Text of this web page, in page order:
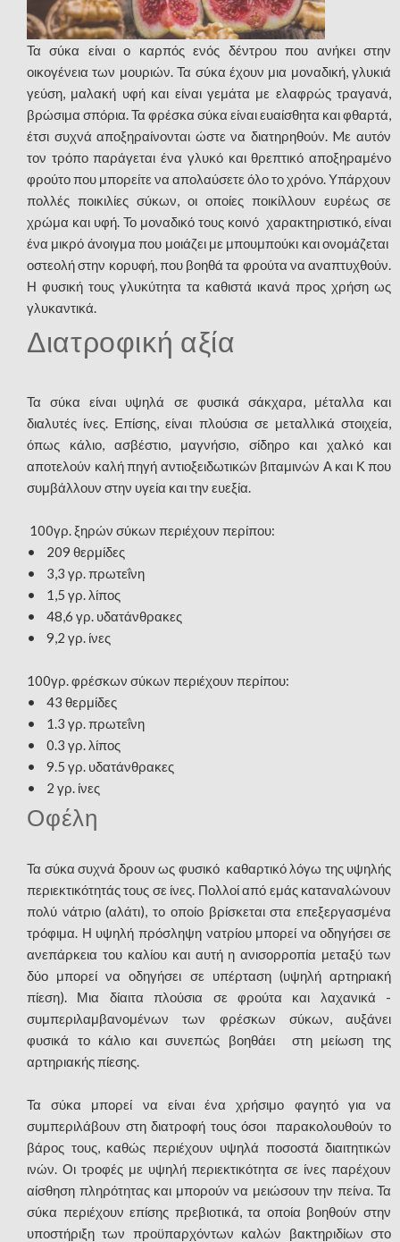
Τα σύκα είναι ο καρπός ενός δέντρου που ανήκει στην
οικογένεια των μουριών. Τα σύκα έχουν μια μοναδική, γλυκιά
γεύση, μαλακή υφή και είναι γεμάτα με ελαφρώς τραγανά,
βρώσιμα σπόρια. Τα φρέσκα σύκα είναι ευαίσθητα και φθαρτά,
έτσι συχνά αποξηραίνονται ώστε να διατηρηθούν. Mε αυτόν
τον τρόπο παράγεται ένα γλυκό και θρεπτικό αποξηραμένο
φρούτο που μπορείτε να απολαύσετε όλο το χρόνο. Υπάρχουν
πολλές ποικιλίες σύκων, οι οποίες ποικίλλουν ευρέως σε
χρώμα και υφή. Το μοναδικό τους κοινό χαρακτηριστικό, είναι
ένα μικρό άνοιγμα που μοιάζει με μπουμπούκι και ονομάζεται
οστεολή στην κορυφή, που βοηθά τα φρούτα να αναπτυχθούν.
Η φυσική τους γλυκύτητα τα καθιστά ικανά προς χρήση ως
γλυκαντικά.
Διατροφική αξία
Τα σύκα είναι υψηλά σε φυσικά σάκχαρα, μέταλλα και
διαλυτές ίνες. Επίσης, είναι πλούσια σε μεταλλικά στοιχεία,
όπως κάλιο, ασβέστιο, μαγνήσιο, σίδηρο και χαλκό και
αποτελούν καλή πηγή αντιοξειδωτικών βιταμινών Α και Κ που
συμβάλλουν στην υγεία και την ευεξία.
100γρ. ξηρών σύκων περιέχουν περίπου:
• 209 θερμίδες
• 3,3 γρ. πρωτεΐνη
• 1,5 γρ. λίπος
• 48,6 γρ. υδατάνθρακες
• 9,2 γρ. ίνες
100γρ. φρέσκων σύκων περιέχουν περίπου:
• 43 θερμίδες
• 1.3 γρ. πρωτεΐνη
• 0.3 γρ. λίπος
• 9.5 γρ. υδατάνθρακες
• 2 γρ. ίνες
Οφέλη
Τα σύκα συχνά δρουν ως φυσικό καθαρτικό λόγω της υψηλής
περιεκτικότητάς τους σε ίνες. Πολλοί από εμάς καταναλώνουν
πολύ νάτριο (αλάτι), το οποίο βρίσκεται στα επεξεργασμένα
τρόφιμα. Η υψηλή πρόσληψη νατρίου μπορεί να οδηγήσει σε
ανεπάρκεια του καλίου και αυτή η ανισορροπία μεταξύ των
δύο μπορεί να οδηγήσει σε υπέρταση (υψηλή αρτηριακή
πίεση). Μια δίαιτα πλούσια σε φρούτα και λαχανικά -
συμπεριλαμβανομένων των φρέσκων σύκων, αυξάνει
φυσικά το κάλιο και συνεπώς βοηθάει στη μείωση της
αρτηριακής πίεσης.
Τα σύκα μπορεί να είναι ένα χρήσιμο φαγητό για να
συμπεριλάβουν στη διατροφή τους όσοι παρακολουθούν το
βάρος τους, καθώς περιέχουν υψηλά ποσοστά διαιτητικών
ινών. Οι τροφές με υψηλή περιεκτικότητα σε ίνες παρέχουν
αίσθηση πληρότητας και μπορούν να μειώσουν την πείνα. Τα
σύκα περιέχουν επίσης πρεβιοτικά, τα οποία βοηθούν στην
υποστήριξη των προϋπαρχόντων καλών βακτηριδίων στο